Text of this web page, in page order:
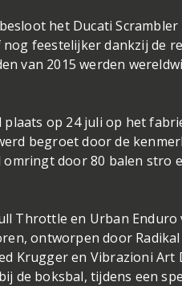
het Ducati
feestelijker dankzij de
van 2015 werden
plaats op 24 juli op het
begroet door de
door 80 balen stro
Throttle en Urban Enduro
ontworpen door
Krugger en Vibrazioni Art
de boksbal, tijdens een